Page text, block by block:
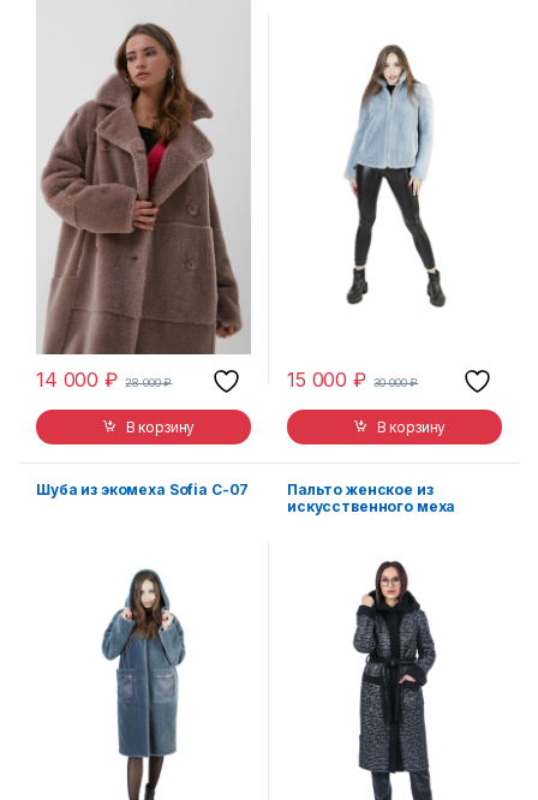
14 000₽ 28 000₽
В корзину
15 000₽ 30 000₽
В корзину
Шуба из экомеха Sofia C-07
Пальто женское из
искусственного меха